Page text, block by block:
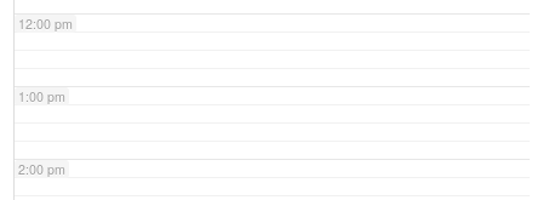
12:00 pm
1:00 pm
2:00 pm